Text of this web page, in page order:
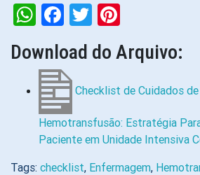
WhatsApp
Facebook
Twitter
Download do Arquivo:
Checklist de Cuidados
Hemotransfusão: Estratégia
Paciente em Unidade Intensiva
Tags: checklist, Enfermagem,